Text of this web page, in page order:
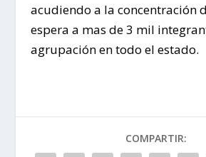
acudiendo a la concentración
espera a mas de 3 mil
agrupación en todo el estado.
COMPARTIR: